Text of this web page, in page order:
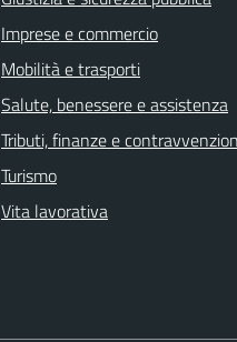
Imprese e commercio
Mobilità e trasporti
Salute, benessere e assistenza
Tributi, finanze e
Turismo
Vita lavorativa